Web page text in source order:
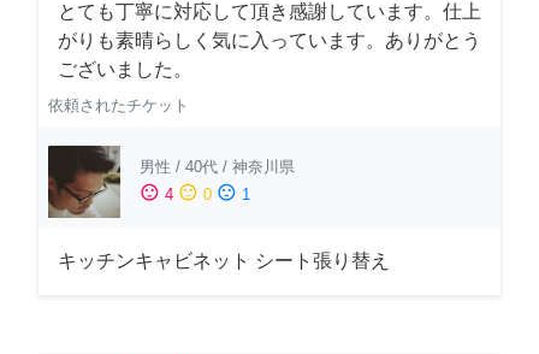
とても丁寧に対応して頂き感謝しています。仕上
がりも素晴らしく気に入っています。ありがとう
ございました。
依頼されたチケット
男性 / 40代 / 神奈川県
sentiment_satisfied 4 sentiment_neutral 0 sentiment_dissatisfied 1
キッチンキャビネット シート張り替え